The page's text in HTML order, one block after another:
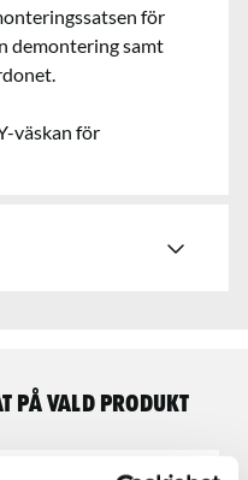
för
demontering samt
väskan för
på vald produkt